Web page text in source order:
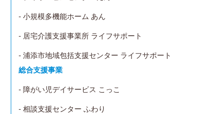
- 小規模多機能ホーム あん
- 居宅介護支援事業所 ライフサポート
- 浦添市地域包括支援センター ライフサポート
総合支援事業
- 障がい児デイサービス こっこ
- 相談支援センター ふわり